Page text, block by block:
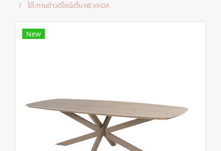
โต๊ะทานข้าวดีไซน์เตี้ย NEVADA
New